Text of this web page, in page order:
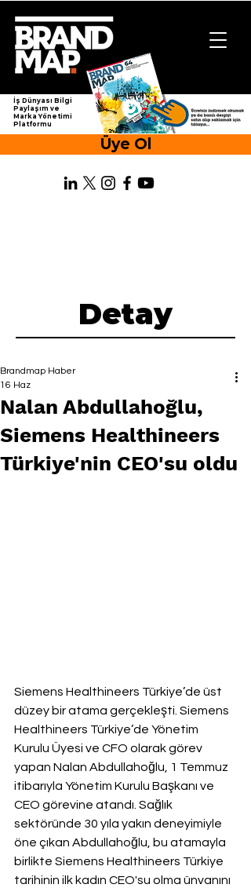
İş Dünyası Bilgi
Paylaşım ve
Marka Yönetimi
Platformu
Üye Ol
Detay
Nalan Abdullahoğlu,
Siemens Healthineers
Türkiye'nin CEO'su oldu
Brandmap Haber
16 Haz
Siemens Healthineers Türkiye’de üst
düzey bir atama gerçekleşti. Siemens
Healthineers Türkiye’de Yönetim
Kurulu Üyesi ve CFO olarak görev
yapan Nalan Abdullahoğlu, 1 Temmuz
itibarıyla Yönetim Kurulu Başkanı ve
CEO görevine atandı. Sağlık
sektöründe 30 yıla yakın deneyimiyle
öne çıkan Abdullahoğlu, bu atamayla
birlikte Siemens Healthineers Türkiye
tarihinin ilk kadın CEO'su olma ünvanını